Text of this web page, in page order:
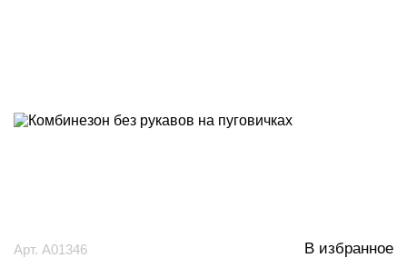
Арт. А01346 В избранное